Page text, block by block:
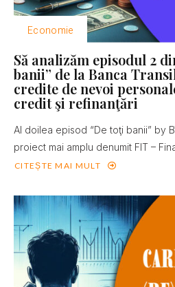
Economie
Să analizăm episodul 2
banii” de la Banca
credite de nevoi
credit şi refinanţări
Al doilea episod “De toţi banii” by
proiect mai amplu denumit FIT –
CITEȘTE MAI MULT